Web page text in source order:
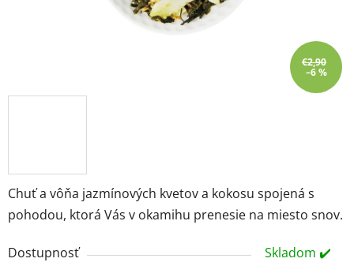
Chuť a vôňa jazmínových kvetov a kokosu spojená s
pohodou, ktorá Vás v okamihu prenesie na miesto snov.
Dostupnosť
Skladom ✔️
€2,90
–6 %